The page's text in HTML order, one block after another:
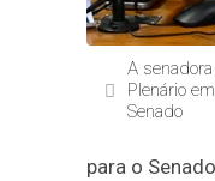
A
Plenário
Senado
para o